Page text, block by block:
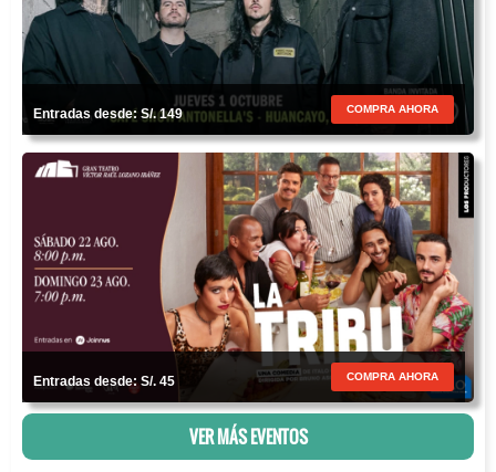
Entradas desde: S/. 149 COMPRA AHORA
Entradas desde: S/. 45 COMPRA AHORA
VER MÁS EVENTOS